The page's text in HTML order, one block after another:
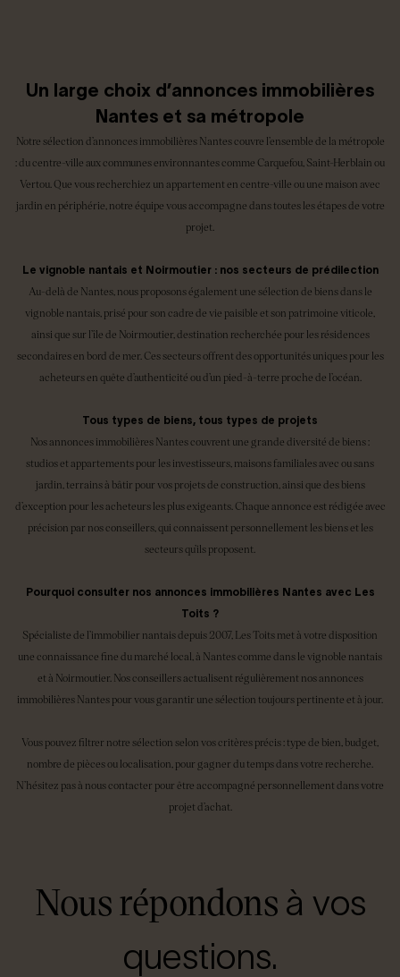
Un large choix d’annonces immobilières
Nantes et sa métropole
Notre sélection d’annonces immobilières Nantes couvre l’ensemble de la métropole
: du centre-ville aux communes environnantes comme Carquefou, Saint-Herblain ou
Vertou. Que vous recherchiez un appartement en centre-ville ou une maison avec
jardin en périphérie, notre équipe vous accompagne dans toutes les étapes de votre
projet.
Le vignoble nantais et Noirmoutier : nos secteurs de prédilection
Au-delà de Nantes, nous proposons également une sélection de biens dans le
vignoble nantais, prisé pour son cadre de vie paisible et son patrimoine viticole,
ainsi que sur l’île de Noirmoutier, destination recherchée pour les résidences
secondaires en bord de mer. Ces secteurs offrent des opportunités uniques pour les
acheteurs en quête d’authenticité ou d’un pied-à-terre proche de l’océan.
Tous types de biens, tous types de projets
Nos annonces immobilières Nantes couvrent une grande diversité de biens :
studios et appartements pour les investisseurs, maisons familiales avec ou sans
jardin, terrains à bâtir pour vos projets de construction, ainsi que des biens
d’exception pour les acheteurs les plus exigeants. Chaque annonce est rédigée avec
précision par nos conseillers, qui connaissent personnellement les biens et les
secteurs qu’ils proposent.
Pourquoi consulter nos annonces immobilières Nantes avec Les
Toits ?
Spécialiste de l’immobilier nantais depuis 2007, Les Toits met à votre disposition
une connaissance fine du marché local, à Nantes comme dans le vignoble nantais
et à Noirmoutier. Nos conseillers actualisent régulièrement nos annonces
immobilières Nantes pour vous garantir une sélection toujours pertinente et à jour.
Vous pouvez filtrer notre sélection selon vos critères précis : type de bien, budget,
nombre de pièces ou localisation, pour gagner du temps dans votre recherche.
N’hésitez pas à nous contacter pour être accompagné personnellement dans votre
projet d’achat.
Nous répondons à vos
questions.